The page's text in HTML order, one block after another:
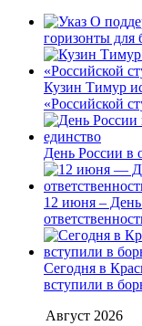
горизонты для
Кузин Тимур
«Российской
День России в
12 июня – День
Сегодня в
вступили в
Август 2026